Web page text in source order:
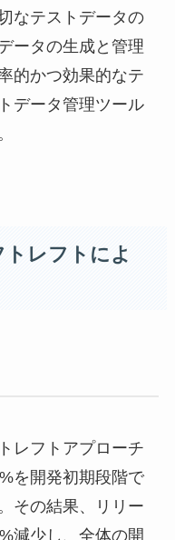
なテストデータの
ータの生成と管理
的かつ効果的なテ
データ管理ツール
レフトによ
レフトアプローチ
を開発初期段階で
その結果、リリー
減少し、全体の開